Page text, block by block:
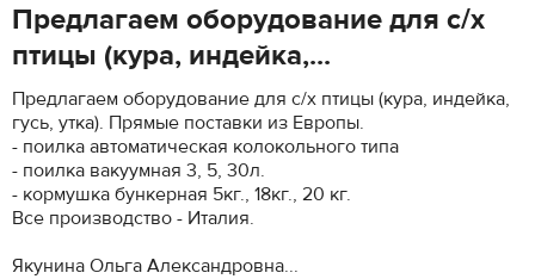
Предлагаем оборудование для с/х
птицы (кура, индейка,...
Предлагаем оборудование для с/х птицы (кура, индейка,
гусь, утка). Прямые поставки из Европы.
- поилка автоматическая колокольного типа
- поилка вакуумная 3, 5, 30л.
- кормушка бункерная 5кг., 18кг., 20 кг.
Все производство - Италия.
Якунина Ольга Александровна...